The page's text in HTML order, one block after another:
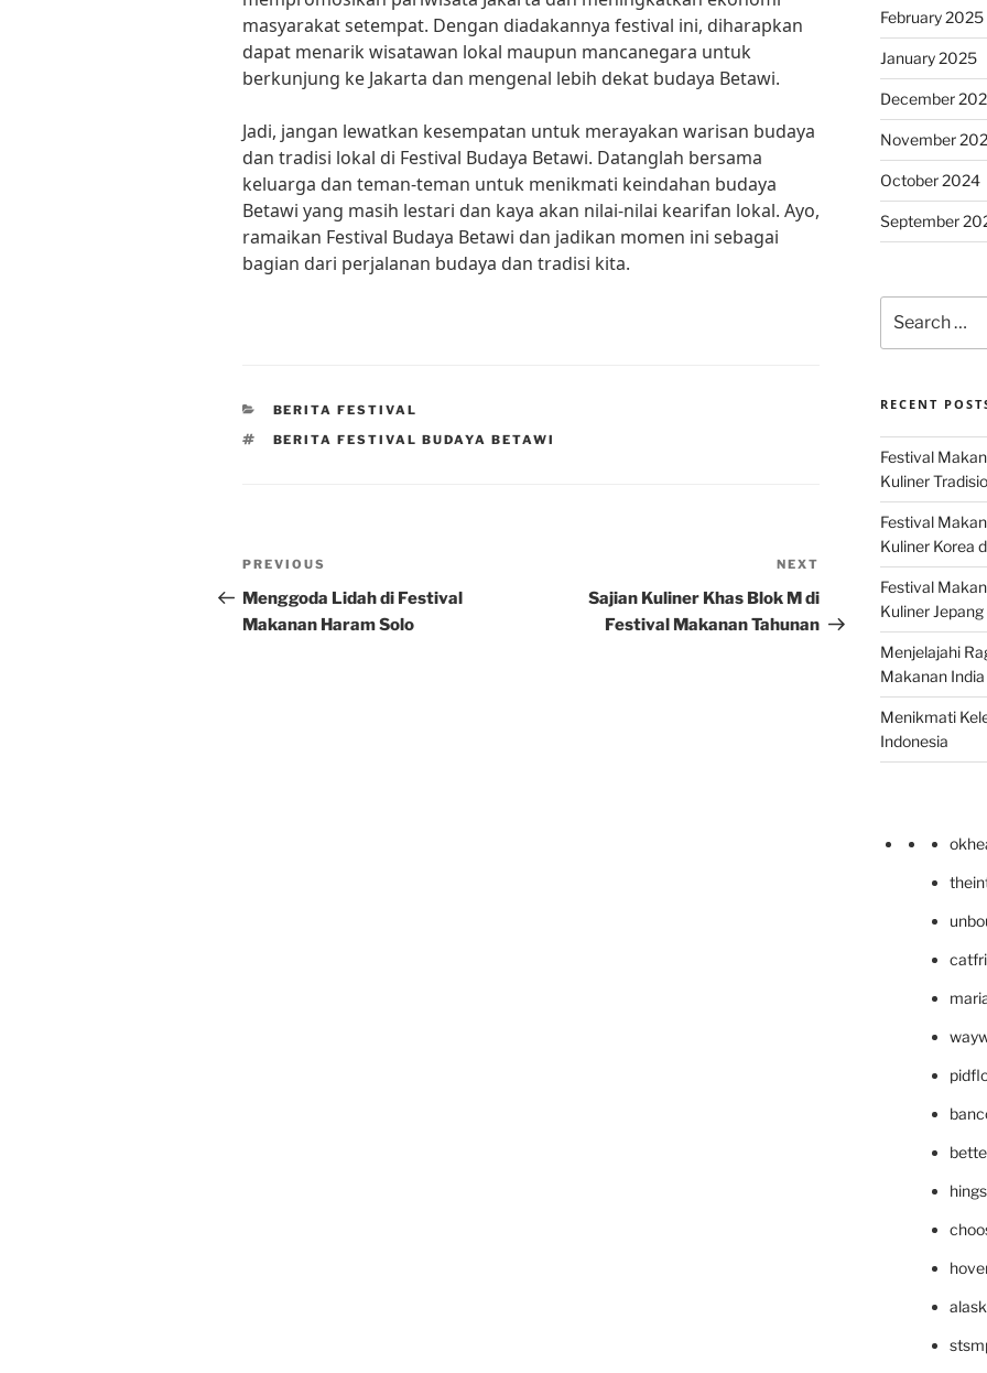
masyarakat setempat. Dengan diadakannya festival ini, diharapkan
dapat menarik wisatawan lokal maupun mancanegara untuk
berkunjung ke Jakarta dan mengenal lebih dekat budaya Betawi.
Jadi, jangan lewatkan kesempatan untuk merayakan warisan budaya
dan tradisi lokal di Festival Budaya Betawi. Datanglah bersama
keluarga dan teman-teman untuk menikmati keindahan budaya
Betawi yang masih lestari dan kaya akan nilai-nilai kearifan lokal. Ayo,
ramaikan Festival Budaya Betawi dan jadikan momen ini sebagai
bagian dari perjalanan budaya dan tradisi kita.
CATEGORIES
BERITA FESTIVAL
TAGS
BERITA FESTIVAL BUDAYA BETAWI
Post
navigation
Previous
Post
PREVIOUS
Menggoda Lidah di Festival
Makanan Haram Solo
Post
NEXT
Sajian Kuliner Khas Blok M di
Festival Makanan Tahunan
February 2025
January 2025
December
November
October 2024
September
for:
RECENT
Festival
Kuliner
Festival
Kuliner Korea
Festival
Kuliner
Menjelajahi
Makanan
Menikmati
Indonesia